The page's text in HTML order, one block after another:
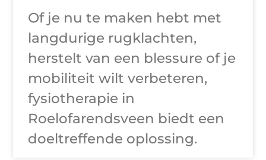
Of je nu te maken hebt met
langdurige rugklachten,
herstelt van een blessure of je
mobiliteit wilt verbeteren,
fysiotherapie in
Roelofarendsveen biedt een
doeltreffende oplossing.